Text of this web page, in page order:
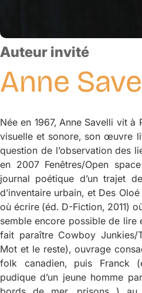
Auteur invité
Anne
Née en 1967, Anne Savelli vit à
visuelle et sonore, son œuvre
question de l’observation des
en 2007 Fenêtres/Open space
journal poétique d’un trajet
d’inventaire urbain, et Des
où écrire(éd. D-Fiction, 2011)
semble encore possible de lire
fait paraître Cowboy Junkies/
Mot et le reste), ouvrage
folk canadien, puis Franck
pudique d’un jeune homme